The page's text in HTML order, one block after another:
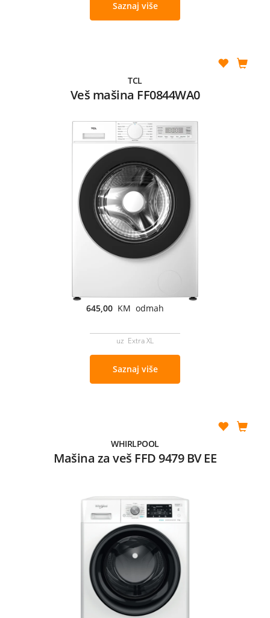
Saznaj više
TCL
Veš mašina FF0844WA0
645,00 KM odmah
uz Extra XL
Saznaj više
WHIRLPOOL
Mašina za veš FFD 9479 BV EE